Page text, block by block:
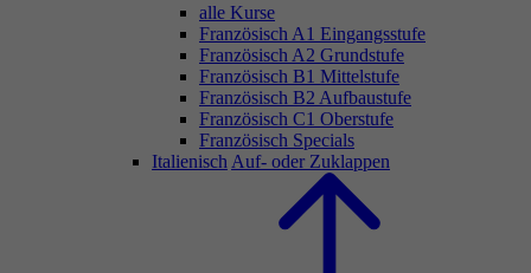
alle Kurse
Französisch A1 Eingangsstufe
Französisch A2 Grundstufe
Französisch B1 Mittelstufe
Französisch B2 Aufbaustufe
Französisch C1 Oberstufe
Französisch Specials
Italienisch Auf- oder Zuklappen